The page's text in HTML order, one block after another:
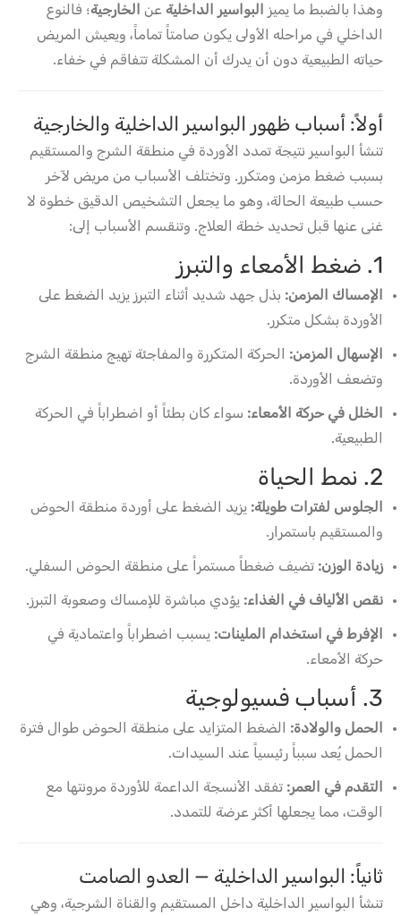
وهذا بالضبط ما يميز
البواسير الداخلية عن الخارجية؛ فالنوع
الداخلي في مراحله الأولى يكون صامتاً تماماً، ويعيش المريض
حياته الطبيعية دون أن يدرك أن المشكلة تتفاقم في خفاء.
أولاً: أسباب ظهور البواسير الداخلية والخارجية
تنشأ البواسير نتيجة تمدد الأوردة في منطقة الشرج والمستقيم
بسبب ضغط مزمن ومتكرر. وتختلف الأسباب من مريض لآخر
حسب طبيعة الحالة، وهو ما يجعل التشخيص الدقيق خطوة لا
غنى عنها قبل تحديد خطة العلاج. وتنقسم الأسباب إلى:
1. ضغط الأمعاء والتبرز
الإمساك المزمن: بذل جهد شديد أثناء التبرز يزيد الضغط على
الأوردة بشكل متكرر.
الإسهال المزمن: الحركة المتكررة والمفاجئة تهيج منطقة الشرج
وتضعف الأوردة.
الخلل في حركة الأمعاء: سواء كان بطئاً أو اضطراباً في الحركة
الطبيعية.
2. نمط الحياة
الجلوس لفترات طويلة: يزيد الضغط على أوردة منطقة الحوض
والمستقيم باستمرار.
زيادة الوزن: تضيف ضغطاً مستمراً على منطقة الحوض السفلي.
نقص الألياف في الغذاء: يؤدي مباشرة للإمساك وصعوبة التبرز.
الإفرط في استخدام الملينات: يسبب اضطراباً واعتمادية في
حركة الأمعاء.
3. أسباب فسيولوجية
الحمل والولادة: الضغط المتزايد على منطقة الحوض طوال فترة
الحمل يُعد سبباً رئيسياً عند السيدات.
التقدم في العمر: تفقد الأنسجة الداعمة للأوردة مرونتها مع
الوقت، مما يجعلها أكثر عرضة للتمدد.
ثانياً: البواسير الداخلية — العدو الصامت
تنشأ البواسير الداخلية داخل المستقيم والقناة الشرجية، وهي